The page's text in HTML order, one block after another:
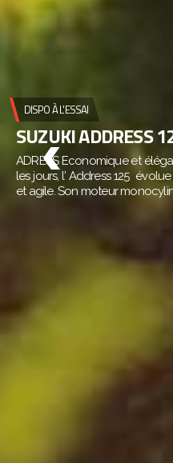
DISPO À L'ESSAI
SUZUKI ADDRESS
ADRESS Economique et
les jours, l’ Address 125
et agile. Son moteur